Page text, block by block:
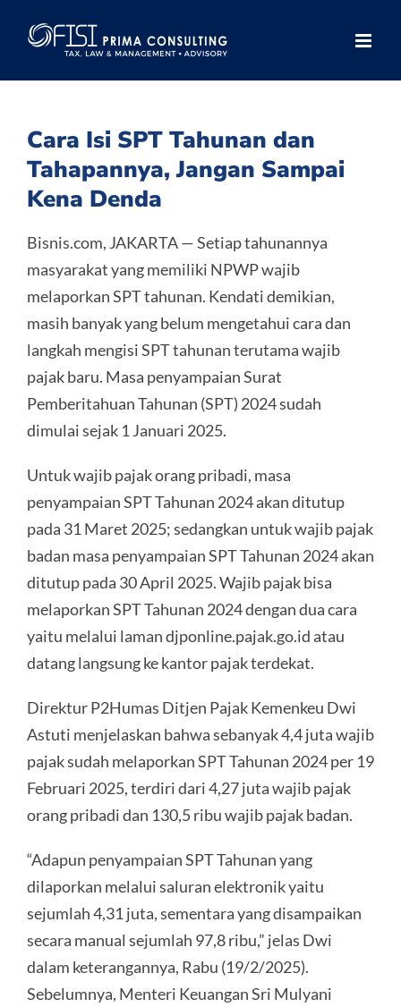
Cara Isi SPT Tahunan dan
Tahapannya, Jangan Sampai
Kena Denda
Bisnis.com, JAKARTA — Setiap tahunannya
masyarakat yang memiliki NPWP wajib
melaporkan SPT tahunan. Kendati demikian,
masih banyak yang belum mengetahui cara dan
langkah mengisi SPT tahunan terutama wajib
pajak baru. Masa penyampaian Surat
Pemberitahuan Tahunan (SPT) 2024 sudah
dimulai sejak 1 Januari 2025.
Untuk wajib pajak orang pribadi, masa
penyampaian SPT Tahunan 2024 akan ditutup
pada 31 Maret 2025; sedangkan untuk wajib pajak
badan masa penyampaian SPT Tahunan 2024 akan
ditutup pada 30 April 2025. Wajib pajak bisa
melaporkan SPT Tahunan 2024 dengan dua cara
yaitu melalui laman djponline.pajak.go.id atau
datang langsung ke kantor pajak terdekat.
Direktur P2Humas Ditjen Pajak Kemenkeu Dwi
Astuti menjelaskan bahwa sebanyak 4,4 juta wajib
pajak sudah melaporkan SPT Tahunan 2024 per 19
Februari 2025, terdiri dari 4,27 juta wajib pajak
orang pribadi dan 130,5 ribu wajib pajak badan.
“Adapun penyampaian SPT Tahunan yang
dilaporkan melalui saluran elektronik yaitu
sejumlah 4,31 juta, sementara yang disampaikan
secara manual sejumlah 97,8 ribu,” jelas Dwi
dalam keterangannya, Rabu (19/2/2025).
Sebelumnya, Menteri Keuangan Sri Mulyani